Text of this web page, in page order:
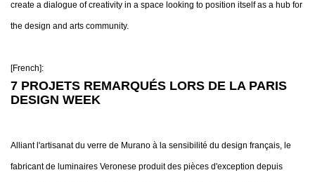
create a dialogue of creativity in a space looking to position itself as a hub for
the design and arts community.
[French]:
7 PROJETS REMARQUÉS LORS DE LA PARIS
DESIGN WEEK
Alliant l'artisanat du verre de Murano à la sensibilité du design français, le
fabricant de luminaires Veronese produit des pièces d'exception depuis